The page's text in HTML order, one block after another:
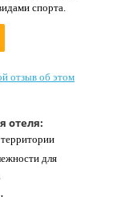
спорта.
отзыв об этом
отеля:
для